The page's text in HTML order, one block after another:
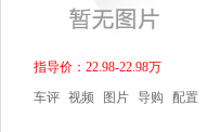
指导价：22.98-22.98万
车评 视频 图片 导购 配置